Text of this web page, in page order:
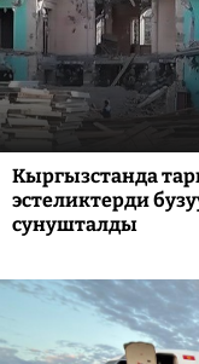
Кыргызстанда
эстеликтерди
сунушталды